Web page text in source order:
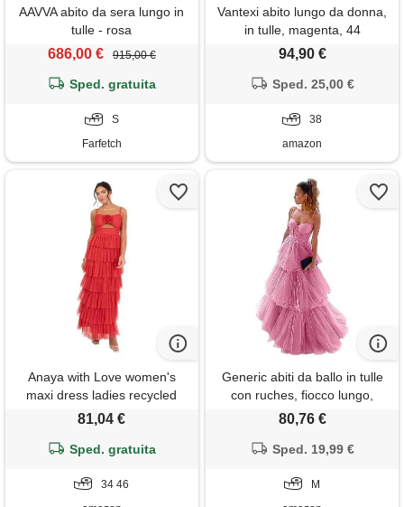
AAVVA abito da sera lungo in
tulle - rosa
686,00 € 915,00 €
Sped. gratuita
S
Farfetch
Vantexi abito lungo da donna,
in tulle, magenta, 44
94,90 €
Sped. 25,00 €
38
amazon
Anaya with Love women's
maxi dress ladies recycled
cami strap cutout corsage
wedding guest bridesmaid
81,04 €
Sped. gratuita
34 46
Generic abiti da ballo in tulle
con ruches, fiocco lungo,
spalline sottili, abiti da festa,
da sera formale a strati, rosa,
80,76 €
Sped. 19,99 €
M